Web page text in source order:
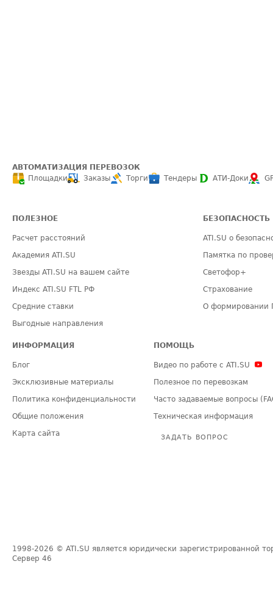
АВТОМАТИЗАЦИЯ ПЕРЕВОЗОК
Площадки
Заказы Торги Тендеры АТИ-Доки
ПОЛЕЗНОЕ
Расчет расстояний
Академия ATI.SU
Звезды ATI.SU на вашем сайте
Индекс ATI.SU FTL РФ
Средние ставки
Выгодные направления
БЕЗОПАСНОСТЬ
ATI.SU о
Памятка по
Светофор+
Страхование
О формировании
ИНФОРМАЦИЯ
Блог
Эксклюзивные материалы
Политика конфиденциальности
Общие положения
Карта сайта
ПОМОЩЬ
Видео по работе с ATI.SU
Полезное по перевозкам
Часто задаваемые вопросы
Техническая информация
ЗАДАТЬ ВОПРОС
1998-2026 © ATI.SU является юридически зарегистрированной
Сервер 46